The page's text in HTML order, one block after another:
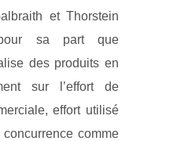
et Thorstein
sa part que
des produits en
sur l’effort de
effort utilisé
comme